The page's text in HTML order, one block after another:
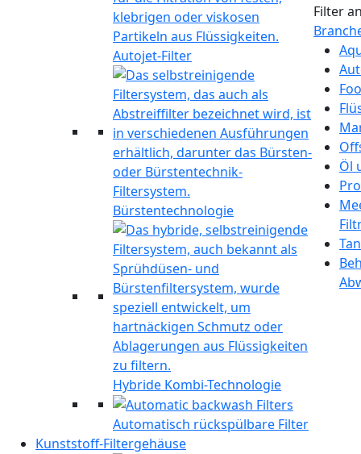
Autojet-Filter
Bürstentechnologie
Hybride Kombi-Technologie
Automatisch rückspülbare Filter
Kunststoff-Filtergehäuse
Filter
Öl